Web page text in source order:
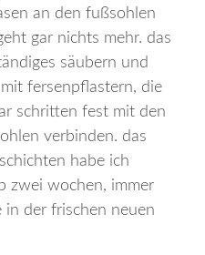
an den fußsohlen
gar nichts mehr. das
säubern und
fersenpflastern, die
schritten fest mit den
verbinden. das
habe ich
zwei wochen, immer
in der frischen neuen